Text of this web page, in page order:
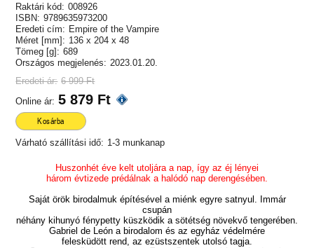
Raktári kód: 008926
ISBN: 9789635973200
Eredeti cím: Empire of the Vampire
Méret [mm]: 136 x 204 x 48
Tömeg [g]: 689
Országos megjelenés: 2023.01.20.
Eredeti ár: 6 999 Ft
Online ár: 5 879 Ft
Kosárba
Várható szállítási idő: 1-3 munkanap
Huszonhét éve kelt utoljára a nap, így az éj lényei
három évtizede prédálnak a halódó nap derengésében.
Saját örök birodalmuk építésével a miénk egyre satnyul. Immár
csupán
néhány kihunyó fénypetty küszködik a sötétség növekvő tengerében.
Gabriel de León a birodalom és az egyház védelmére
felesküdött rend, az ezüstszentek utolsó tagja.